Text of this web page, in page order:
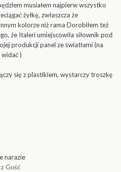
musiałem najpierw wszystko
żyłkę, zwłaszcza że
kolorze niż rama Dorobiłem też
że Italeri umiejscowiła siłownik pod
produkcji panel ze światłami (na
)
się z plastikiem, wystarczy troszkę
narazie
Gość